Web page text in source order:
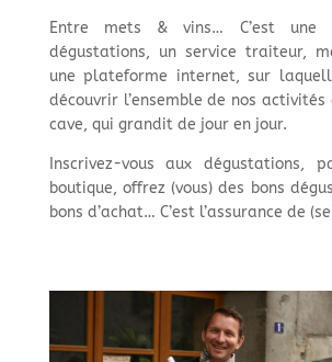
Entre mets & vins… C’est une
dégustations, un service traiteur,
une plateforme internet, sur
découvrir l’ensemble de nos
cave, qui grandit de jour en jour.
Inscrivez-vous aux dégustations,
boutique, offrez (vous) des bons
bons d’achat… C’est l’assurance de